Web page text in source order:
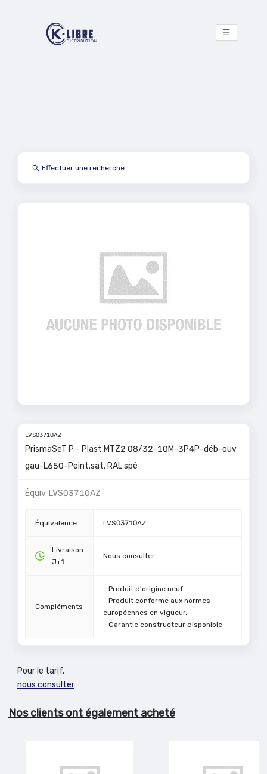
Effectuer une recherche
LVS03710AZ
PrismaSeT P - Plast.MTZ2 08/32-10M-3P4P-déb-ouv
gau-L650-Peint.sat. RAL spé
Équiv. LVS03710AZ
Équivalence LVS03710AZ
Livraison
J+1
Nous consulter
Compléments
- Produit d'origine neuf.
- Produit conforme aux normes
européennes en vigueur.
- Garantie constructeur disponible.
Pour le tarif,
nous consulter
Nos clients ont également acheté